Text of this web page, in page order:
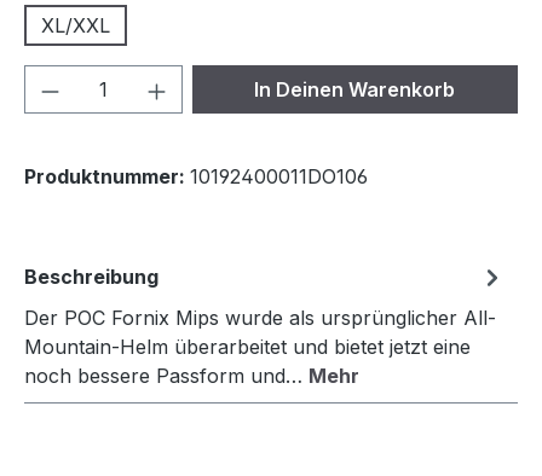
XL/XXL
Produkt Anzahl: Gib denIn Deinen Warenkorb
Produktnummer: 10192400011DO106
Beschreibung
Der POC Fornix Mips wurde als ursprünglicher All-
Mountain-Helm überarbeitet und bietet jetzt eine
noch bessere Passform und… Mehr